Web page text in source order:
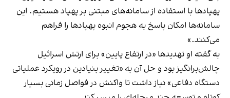
پهپادها با استفاده از سامانه‌های مبتنی بر پهپاد هستیم. این
سامانه‌ها امکان پاسخ به هجوم انبوه پهپادها را فراهم
می‌کنند.»
به گفته او تهدیدها «در ارتفاع پایین» برای ارتش اسرائیل
چالش‌برانگیز بود و حل آن به «تغییر بنیادین در رویکرد عملیاتی
دستگاه دفاعی» نیاز داشت تا واکنش در فواصل زمانی بسیار